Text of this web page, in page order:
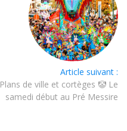
Article suivant :
Plans de ville et cortèges 🤡 Le
samedi début au Pré Messire